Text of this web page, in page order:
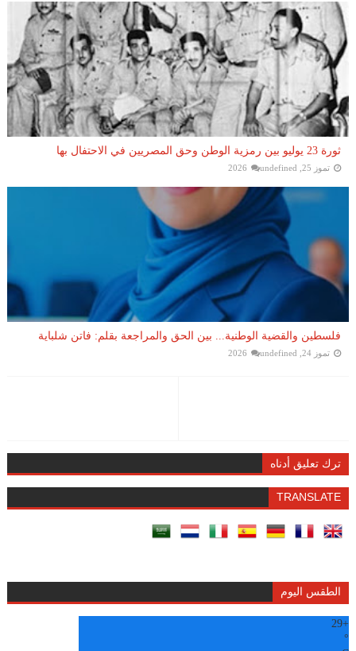
ثورة 23 يوليو بين رمزية الوطن وحق المصريين في الاحتفال بها
تموز 25, 2026 undefined
فلسطين والقضية الوطنية... بين الحق والمراجعة بقلم: فاتن شلباية
تموز 24, 2026 undefined
ترك تعليق أدناه
TRANSLATE
الطقس اليوم
+
29
°